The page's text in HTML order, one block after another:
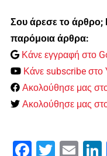
Σου άρεσε το άρθρο;
παρόμοια άρθρα:
Κάνε εγγραφή στο
Κάνε subscribe στο
Ακολούθησε μας
Ακολούθησε μας
Facebook
Twitter Email